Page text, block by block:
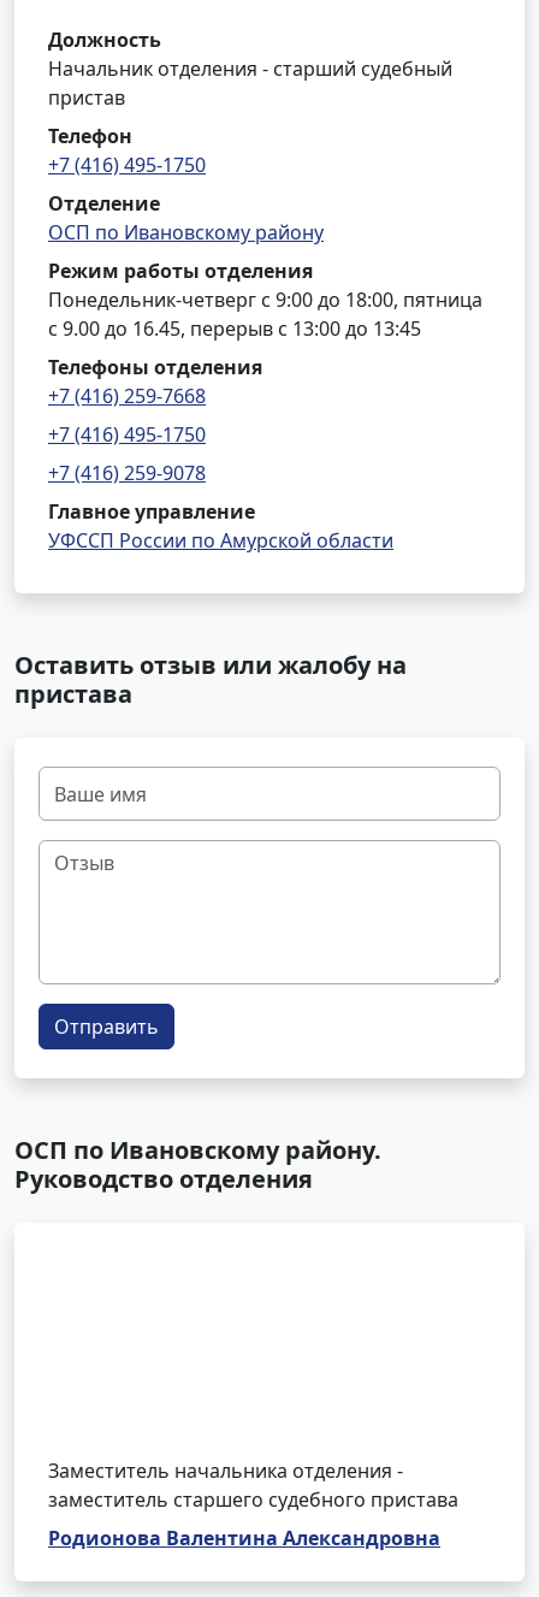
Должность
Начальник отделения - старший судебный
пристав
Телефон
+7 (416) 495-1750
Отделение
ОСП по Ивановскому району
Режим работы отделения
Понедельник-четверг с 9:00 до 18:00, пятница
с 9.00 до 16.45, перерыв с 13:00 до 13:45
Телефоны отделения
+7 (416) 259-7668
+7 (416) 495-1750
+7 (416) 259-9078
Главное управление
УФССП России по Амурской области
Оставить отзыв или жалобу на
пристава
Отправить
ОСП по Ивановскому району.
Руководство отделения
Заместитель начальника отделения -
заместитель старшего судебного пристава
Родионова Валентина Александровна